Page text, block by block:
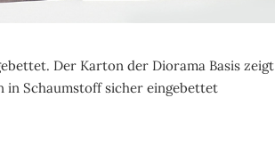
Der Karton der Diorama Basis zeigt
in Schaumstoff sicher eingebettet